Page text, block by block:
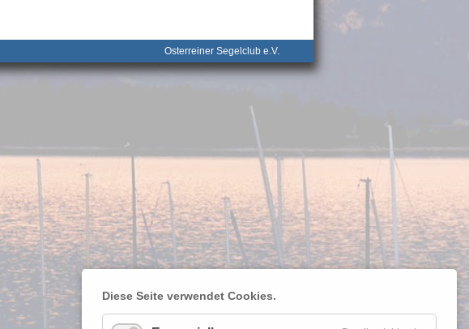
Osterreiner Segelclub e.V.
Diese Seite verwendet Cookies.